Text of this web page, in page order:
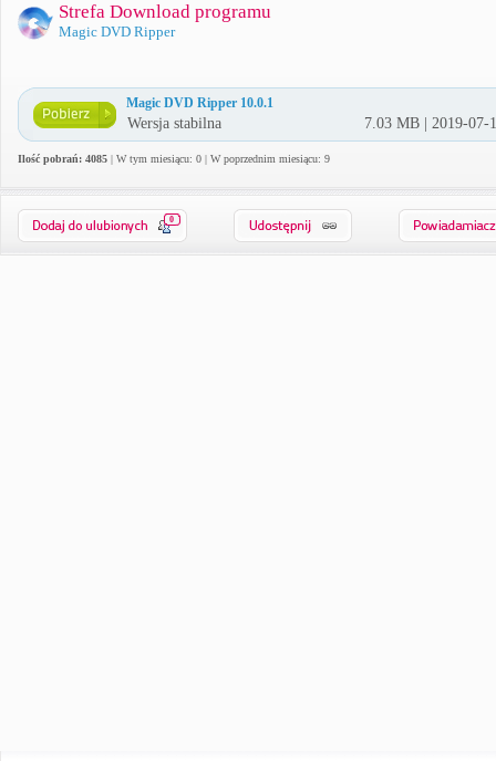
Strefa Download programu
Magic DVD Ripper
Magic DVD Ripper 10.0.1
Wersja stabilna 7.03 MB | 2019-07-
Ilość pobrań: 4085 | W tym miesiącu: 0 | W poprzednim miesiącu: 9
0